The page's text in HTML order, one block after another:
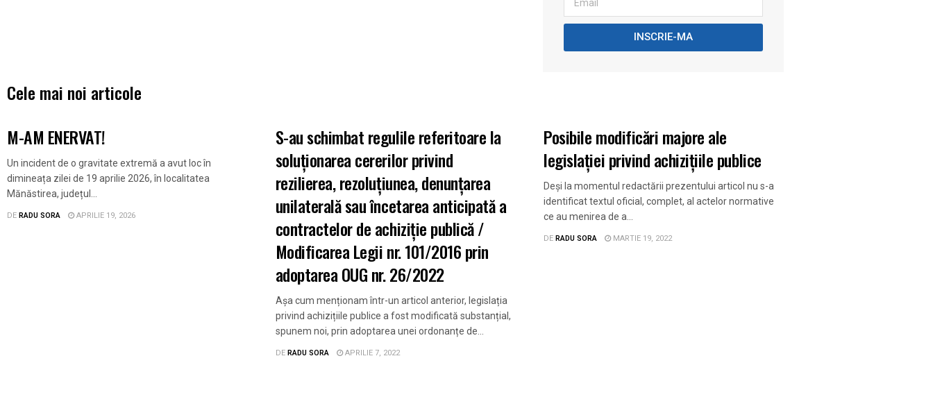
INSCRIE-MA
Cele mai noi articole
UNCATEGORIZED
M-AM ENERVAT!
Un incident de o gravitate extremă a avut loc în
dimineața zilei de 19 aprilie 2026, în localitatea
Mănăstirea, județul...
DERADU SORA APRILIE 19, 2026
S-au schimbat regulile referitoare la
soluționarea cererilor privind
rezilierea, rezoluțiunea, denunțarea
unilaterală sau încetarea anticipată a
contractelor de achiziție publică /
Modificarea Legii nr. 101/2016 prin
adoptarea OUG nr. 26/2022
Așa cum menționam într-un articol anterior, legislația
privind achizițiile publice a fost modificată substanțial,
spunem noi, prin adoptarea unei ordonanțe de...
DERADU SORA APRILIE 7, 2022
Posibile modificări majore ale
legislației privind achizițiile publice
Deși la momentul redactării prezentului articol nu s-a
identificat textul oficial, complet, al actelor normative
ce au menirea de a...
DERADU SORA MARTIE 19, 2022
Suspendarea executării scrisorii de garanție